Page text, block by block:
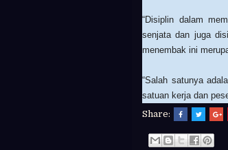
“Disiplin dalam
senjata dan juga
menembak ini
“Salah satunya
satuan kerja dan
Share: